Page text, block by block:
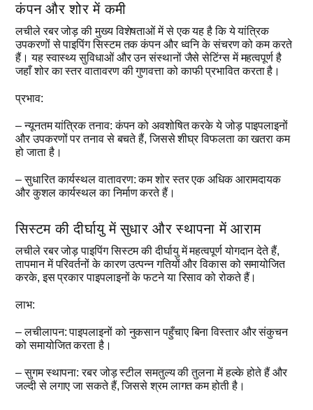
कंपन और शोर में कमी
लचीले रबर जोड़ की मुख्य विशेषताओं में से एक यह है कि ये यांत्रिक
उपकरणों से पाइपिंग सिस्टम तक कंपन और ध्वनि के संचरण को कम करते
हैं। यह स्वास्थ्य सुविधाओं और उन संस्थानों जैसे सेटिंग्स में महत्वपूर्ण है
जहाँ शोर का स्तर वातावरण की गुणवत्ता को काफी प्रभावित करता है।
प्रभाव:
– न्यूनतम यांत्रिक तनाव: कंपन को अवशोषित करके ये जोड़ पाइपलाइनों
और उपकरणों पर तनाव से बचते हैं, जिससे शीघ्र विफलता का खतरा कम
हो जाता है।
– सुधारित कार्यस्थल वातावरण: कम शोर स्तर एक अधिक आरामदायक
और कुशल कार्यस्थल का निर्माण करते हैं।
सिस्टम की दीर्घायु में सुधार और स्थापना में आराम
लचीले रबर जोड़ पाइपिंग सिस्टम की दीर्घायु में महत्वपूर्ण योगदान देते हैं,
तापमान में परिवर्तनों के कारण उत्पन्न गतियों और विकास को समायोजित
करके, इस प्रकार पाइपलाइनों के फटने या रिसाव को रोकते हैं।
लाभ:
– लचीलापन: पाइपलाइनों को नुकसान पहुँचाए बिना विस्तार और संकुचन
को समायोजित करता है।
– सुगम स्थापना: रबर जोड़ स्टील समतुल्य की तुलना में हल्के होते हैं और
जल्दी से लगाए जा सकते हैं, जिससे श्रम लागत कम होती है।